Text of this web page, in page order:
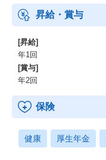
昇給・賞与
[昇給]
年1回
[賞与]
年2回
保険
健康 厚生年金